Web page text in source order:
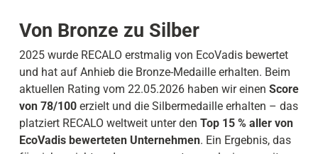
Von Bronze zu Silber
2025 wurde RECALO erstmalig von EcoVadis bewertet
und hat auf Anhieb die Bronze-Medaille erhalten. Beim
aktuellen Rating vom 22.05.2026 haben wir einen Score
von 78/100erzielt und die Silbermedaille erhalten – das
platziert RECALO weltweit unter den Top 15 % aller von
EcoVadis bewerteten Unternehmen. Ein Ergebnis, das